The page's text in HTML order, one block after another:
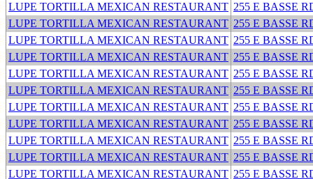
LUPE TORTILLA MEXICAN RESTAURANT 255 E BASSE
LUPE TORTILLA MEXICAN RESTAURANT 255 E BASSE
LUPE TORTILLA MEXICAN RESTAURANT 255 E BASSE
LUPE TORTILLA MEXICAN RESTAURANT 255 E BASSE
LUPE TORTILLA MEXICAN RESTAURANT 255 E BASSE
LUPE TORTILLA MEXICAN RESTAURANT 255 E BASSE
LUPE TORTILLA MEXICAN RESTAURANT 255 E BASSE
LUPE TORTILLA MEXICAN RESTAURANT 255 E BASSE
LUPE TORTILLA MEXICAN RESTAURANT 255 E BASSE
LUPE TORTILLA MEXICAN RESTAURANT 255 E BASSE
LUPE TORTILLA MEXICAN RESTAURANT 255 E BASSE